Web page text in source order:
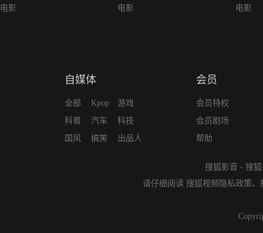
电影
电影
电影
自媒体
全部
科普
国风
Kpop
汽车
搞笑
游戏
科技
出品人
会员
会员特权
会员剧场
帮助
搜狐影音 - 搜
请仔细阅读 搜狐视频隐私政策、